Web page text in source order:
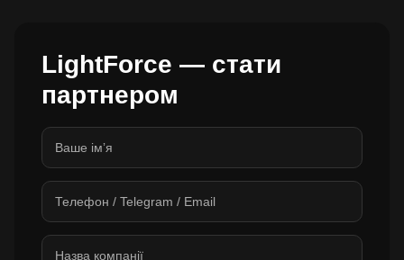
LightForce — стати
партнером